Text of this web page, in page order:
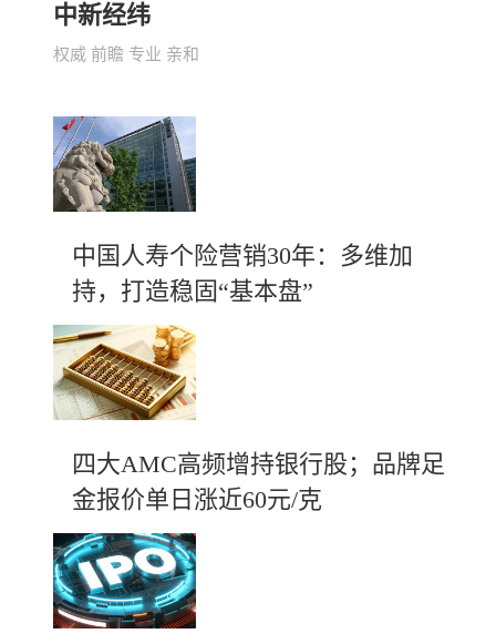
中新经纬
权威 前瞻 专业 亲和
中国人寿个险营销30年：多维加
持，打造稳固“基本盘”
四大AMC高频增持银行股；品牌足
金报价单日涨近60元/克